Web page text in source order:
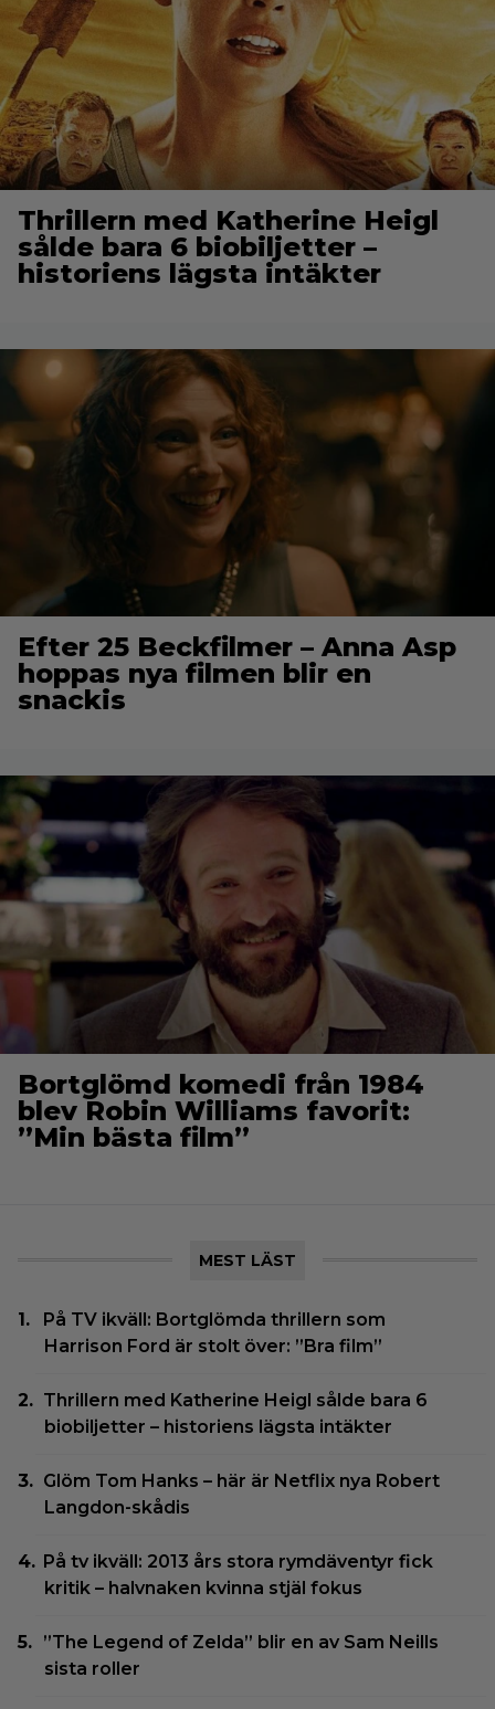
Thrillern med Katherine Heigl
sålde bara 6 biobiljetter –
historiens lägsta intäkter
Efter 25 Beckfilmer – Anna Asp
hoppas nya filmen blir en
snackis
Bortglömd komedi från 1984
blev Robin Williams favorit:
”Min bästa film”
MEST LÄST
På TV ikväll: Bortglömda thrillern som
Harrison Ford är stolt över: ”Bra film”
Thrillern med Katherine Heigl sålde bara 6
biobiljetter – historiens lägsta intäkter
Glöm Tom Hanks – här är Netflix nya Robert
Langdon-skådis
På tv ikväll: 2013 års stora rymdäventyr fick
kritik – halvnaken kvinna stjäl fokus
”The Legend of Zelda” blir en av Sam Neills
sista roller